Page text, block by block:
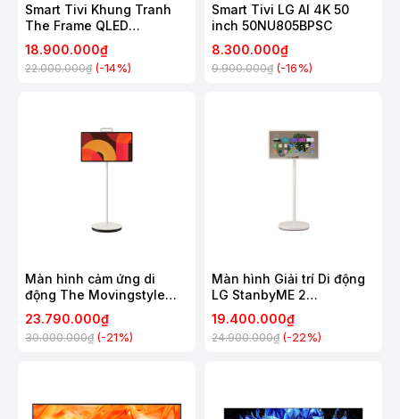
Smart Tivi Khung Tranh
The Frame QLED
Samsung 4K 55 Inch
QA55LS03H
18.900.000₫
22.000.000₫ (-14%)
Smart Tivi LG AI 4K 50
inch 50NU805BPSC
8.300.000₫
9.900.000₫ (-16%)
Màn hình cảm ứng di
động The Movingstyle
Samsung 27 Inch
UA27LSM7FAXXXV
23.790.000₫
30.000.000₫ (-21%)
Màn hình Giải trí Di động
LG StanbyME 2
27LX6TDGA
19.400.000₫
24.900.000₫ (-22%)